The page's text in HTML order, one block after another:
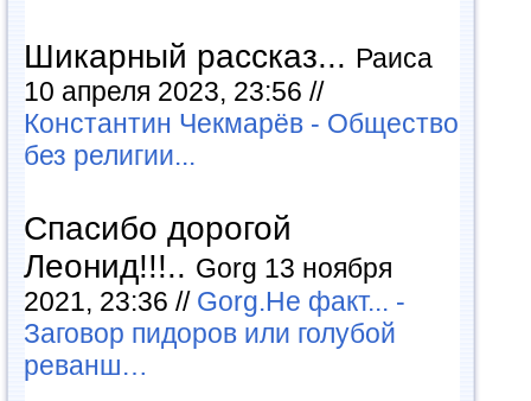
Шикарный рассказ... Раиса
10 апреля 2023, 23:56 //
Константин Чекмарёв - Общество
без религии...
Спасибо дорогой
Леонид!!!.. Gorg 13 ноября
2021, 23:36 // Gorg.Не факт... -
Заговор пидоров или голубой
реванш…